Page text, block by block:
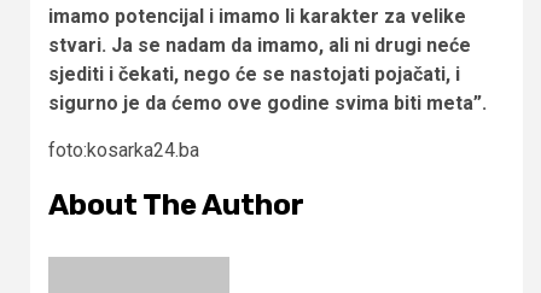
imamo potencijal i imamo li karakter za velike
stvari. Ja se nadam da imamo, ali ni drugi neće
sjediti i čekati, nego će se nastojati pojačati, i
sigurno je da ćemo ove godine svima biti meta”.
foto:kosarka24.ba
About The Author